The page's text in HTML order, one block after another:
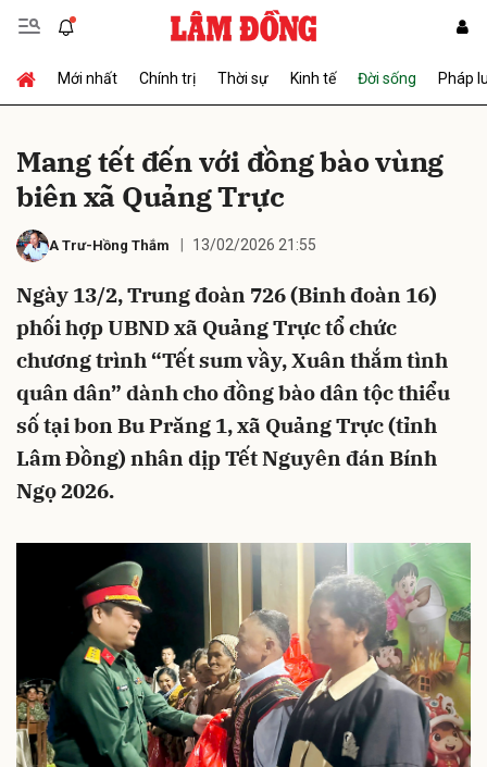
Mới nhất Chính trị Thời sự Kinh tế Đời sống Pháp
Mang tết đến với đồng bào vùng
biên xã Quảng Trực
A Trư-Hồng Thắm 13/02/2026 21:55
Ngày 13/2, Trung đoàn 726 (Binh đoàn 16)
phối hợp UBND xã Quảng Trực tổ chức
chương trình “Tết sum vầy, Xuân thắm tình
quân dân” dành cho đồng bào dân tộc thiểu
số tại bon Bu Prăng 1, xã Quảng Trực (tỉnh
Lâm Đồng) nhân dịp Tết Nguyên đán Bính
Ngọ 2026.
Gửi bình luận
Hủy